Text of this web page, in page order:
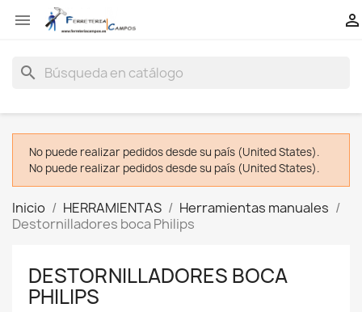
 
search
No puede realizar pedidos desde su país (United States).
No puede realizar pedidos desde su país (United States).
Inicio HERRAMIENTAS
Herramientas manuales
Destornilladores boca Philips
DESTORNILLADORES BOCA
PHILIPS